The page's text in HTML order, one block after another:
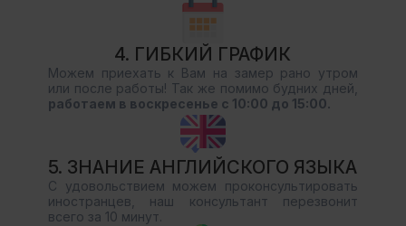
4. ГИБКИЙ ГРАФИК
Можем приехать к Вам на замер рано утром
или после работы! Так же помимо будних дней,
работаем в воскресенье с 10:00 до 15:00.
5. ЗНАНИЕ АНГЛИЙСКОГО ЯЗЫКА
С удовольствием можем проконсультировать
иностранцев, наш консультант перезвонит
всего за 10 минут.